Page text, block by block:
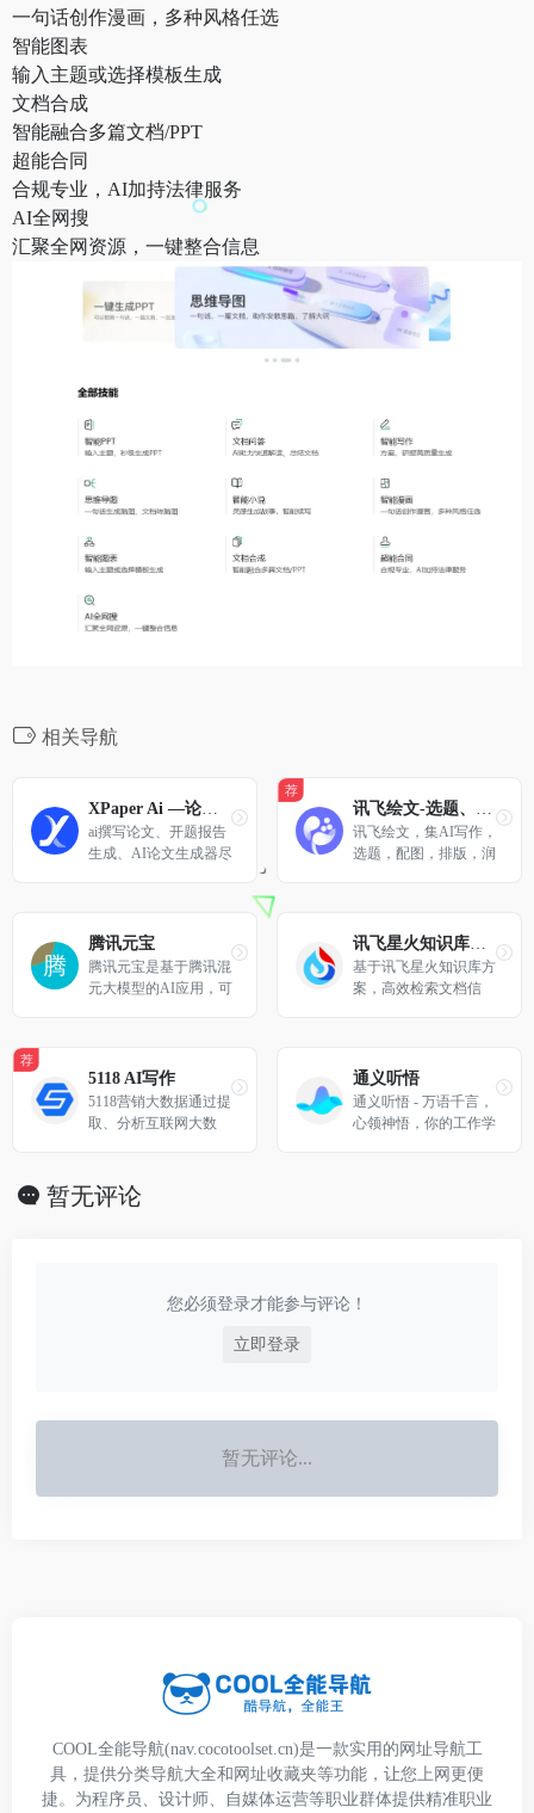
一句话创作漫画，多种风格任选
智能图表
输入主题或选择模板生成
文档合成
智能融合多篇文档/PPT
超能合同
合规专业，AI加持法律服务
AI全网搜
汇聚全网资源，一键整合信息
相关导航
XPaper Ai —论文写作辅助指导平台
ai撰写论文、开题报告
生成、AI论文生成器尽
荐
讯飞绘文-选题、配图、成文,一站式智能创作平台
讯飞绘文，集AI写作，
选题，配图，排版，润
稿件效率翻番。应用于
企业公众号，头条，新
闻、等场景。释放创
腾讯元宝
腾讯元宝是基于腾讯混
元大模型的AI应用，可
讯飞星火知识库文档问答
基于讯飞星火知识库方
案，高效检索文档信
型助你高效了解文档内
容。
荐
5118 AI写作
5118营销大数据通过提
取、分析互联网大数
员、新媒体从业者提供
有价值的专业分析结果
通义听悟
通义听悟 - 万语千言，
心领神悟，你的工作学
暂无评论
您必须登录才能参与评论！
立即登录
暂无评论...
COOL全能导航(nav.cocotoolset.cn)是一款实用的网址导航工
具，提供分类导航大全和网址收藏夹等功能，让您上网更便
捷。为程序员、设计师、自媒体运营等职业群体提供精准职业